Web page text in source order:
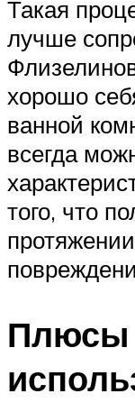
Такая
лучше
хорошо
ванной
всегда
того, что
Плюсы